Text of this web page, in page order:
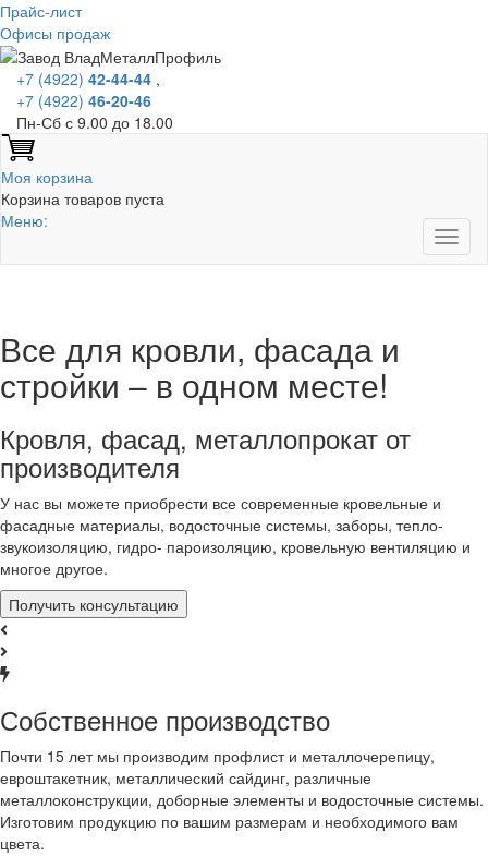
Прайс-лист
Офисы продаж
+7 (4922) 42-44-44 ,
+7 (4922) 46-20-46
Пн-Сб с 9.00 до 18.00
Моя корзина
Корзина товаров пуста
Меню:
Все для кровли, фасада и
стройки – в одном месте!
Кровля, фасад, металлопрокат от
производителя
У нас вы можете приобрести все современные кровельные и
фасадные материалы, водосточные системы, заборы, тепло-
звукоизоляцию, гидро- пароизоляцию, кровельную вентиляцию и
многое другое.
Получить консультацию
Собственное производство
Почти 15 лет мы производим профлист и металлочерепицу,
евроштакетник, металлический сайдинг, различные
металлоконструкции, доборные элементы и водосточные системы.
Изготовим продукцию по вашим размерам и необходимого вам
цвета.